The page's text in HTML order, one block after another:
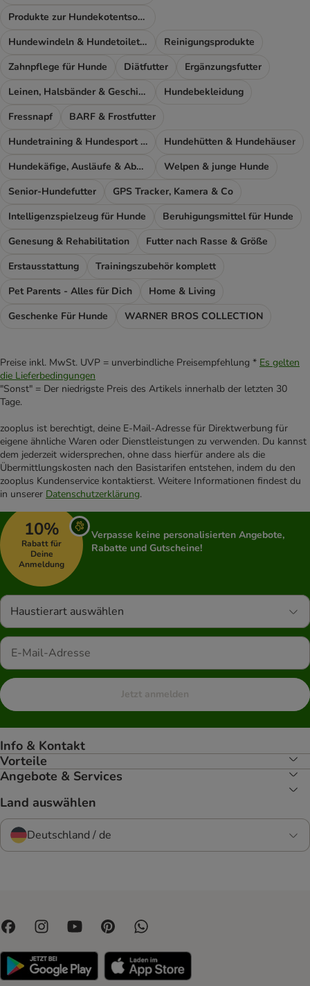
Produkte zur Hundekotentsorgung
Hundewindeln & Hundetoiletten
Reinigungsprodukte
Zahnpflege für Hunde
Diätfutter
Ergänzungsfutter
Leinen, Halsbänder & Geschirre
Hundebekleidung
Fressnapf
BARF & Frostfutter
Hundetraining & Hundesport Zubehör
Hundehütten & Hundehäuser
Hundekäfige, Ausläufe & Absperrgitter
Welpen & junge Hunde
Senior-Hundefutter
GPS Tracker, Kamera & Co
Intelligenzspielzeug für Hunde
Beruhigungsmittel für Hunde
Genesung & Rehabilitation
Futter nach Rasse & Größe
Erstausstattung
Trainingszubehör komplett
Pet Parents - Alles für Dich
Home & Living
Geschenke Für Hunde
WARNER BROS COLLECTION
Preise inkl. MwSt. UVP = unverbindliche Preisempfehlung * Es gelten
die Lieferbedingungen
"Sonst" = Der niedrigste Preis des Artikels innerhalb der letzten 30
Tage.
zooplus ist berechtigt, deine E-Mail-Adresse für Direktwerbung für
eigene ähnliche Waren oder Dienstleistungen zu verwenden. Du kannst
dem jederzeit widersprechen, ohne dass hierfür andere als die
Übermittlungskosten nach den Basistarifen entstehen, indem du den
zooplus Kundenservice kontaktierst. Weitere Informationen findest du
in unserer Datenschutzerklärung.
10%
Rabatt für
Deine
Anmeldung
Verpasse keine personalisierten Angebote,
Rabatte und Gutscheine!
Haustierart auswählen
Jetzt anmelden
Info & Kontakt
Vorteile
Angebote & Services
Land auswählen
Deutschland / de